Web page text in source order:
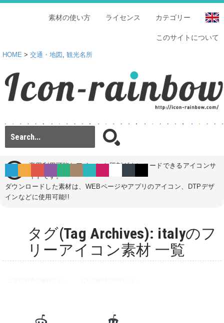
カテゴリー
ライセンス
素材の使い方
このサイトについて
HOME > 交通・地図 , 観光名所
商用利用可能なアイコンを即刻ダウンロードできるアイコンサ
イトです。
ダウンロードした素材は、WEBページやアプリのアイコン、DTPデザ
インなどに使用可能!!
タグ(Tag Archives): italyのフ
リーアイコン素材 一覧